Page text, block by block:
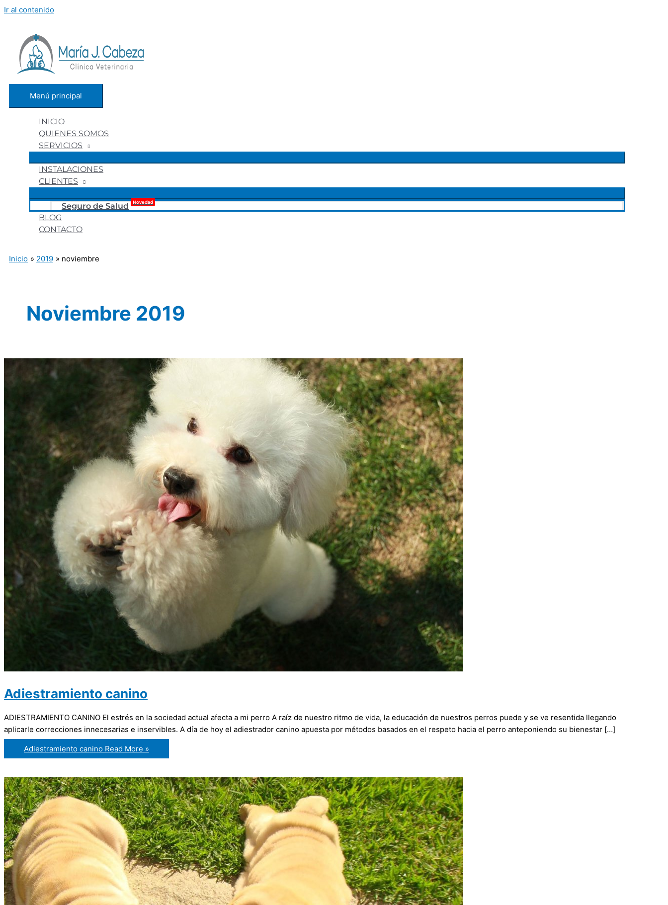
Ir al contenido
Menú principal
INICIO
QUIENES SOMOS
SERVICIOS
INSTALACIONES
CLIENTES
Seguro de Salud Novedad
BLOG
CONTACTO
Inicio 2019 noviembre
Noviembre 2019
Adiestramiento canino
ADIESTRAMIENTO CANINO El estrés en la sociedad actual afecta a mi perro A raíz de nuestro ritmo de vida, la educación de nuestros perros puede y se ve resentida llegando
aplicarle correcciones innecesarias e inservibles. A día de hoy el adiestrador canino apuesta por métodos basados en el respeto hacia el perro anteponiendo su bienestar […]
Adiestramiento canino Read More »